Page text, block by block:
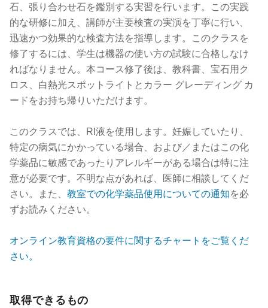
石、張り合わせ石を鑑別する実習を行います。この実践
的な研修に加え、講師が主要検査の実演を丁寧に行い、
迅速かつ効果的な検査方法を指導します。このクラスを
修了するには、学生は機器の使い方の試験に合格しなけ
ればなりません。本コース修了後は、教科書、宝石用ク
ロス、白熱光スポットライトとカラー グレーディング カ
ードをお持ち帰りいただけます。
このクラスでは、RI液を使用します。妊娠していたり、
特定の病気にかかっている場合、および／またはこの化
学薬品に敏感であったりアレルギーがある場合は特に注
意が必要です。不明な点があれば、医師に相談してくだ
さい。また、 教室での化学薬品使用についての通知を必
ずお読みください。
オンライン教育資格の要件に関するチャートをご覧くだ
さい。
取得できるもの